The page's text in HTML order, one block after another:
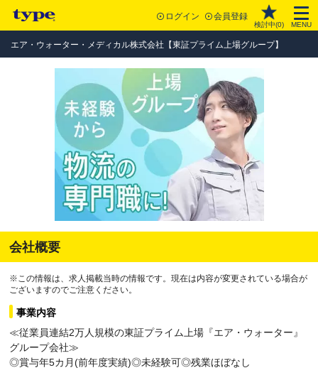
ログイン 会員登録
検討中(0) MENU
エア・ウォーター・メディカル株式会社【東証プライム上場グループ】
会社概要
※この情報は、求人掲載当時の情報です。現在は内容が変更されている場合が
ございますのでご注意ください。
事業内容
≪従業員連結2万人規模の東証プライム上場『エア・ウォーター』
グループ会社≫
◎賞与年5カ月(前年度実績)◎未経験可◎残業ほぼなし